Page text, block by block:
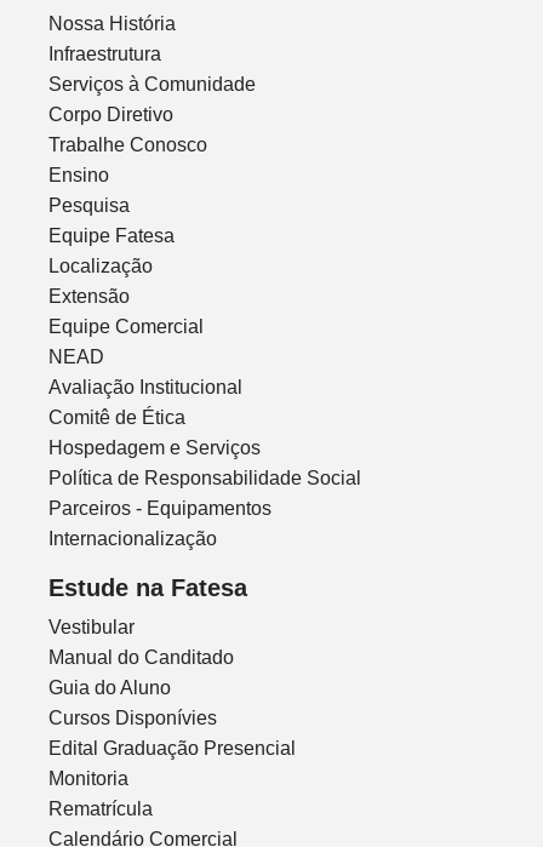
Nossa História
Infraestrutura
Serviços à Comunidade
Corpo Diretivo
Trabalhe Conosco
Ensino
Pesquisa
Equipe Fatesa
Localização
Extensão
Equipe Comercial
NEAD
Avaliação Institucional
Comitê de Ética
Hospedagem e Serviços
Política de Responsabilidade Social
Parceiros - Equipamentos
Internacionalização
Estude na Fatesa
Vestibular
Manual do Canditado
Guia do Aluno
Cursos Disponívies
Edital Graduação Presencial
Monitoria
Rematrícula
Calendário Comercial